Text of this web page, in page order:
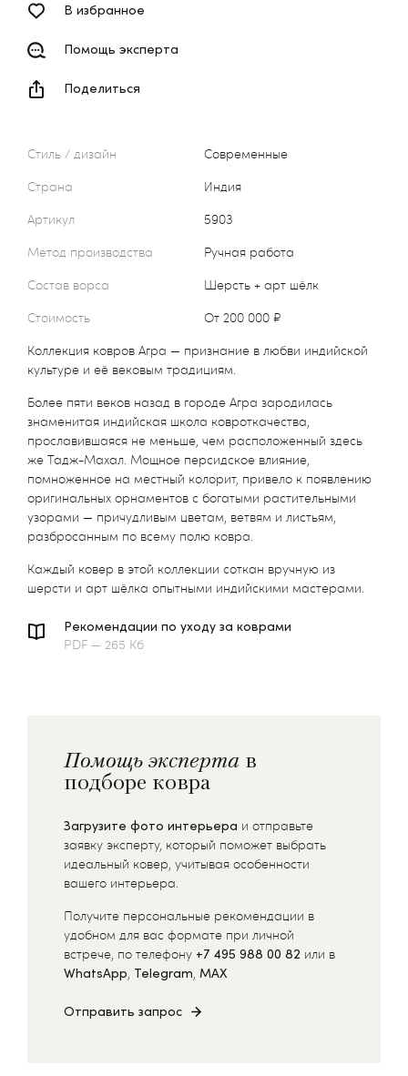
Стиль / дизайн
Современные
Страна
Индия
Артикул
5903
Метод производства
Ручная работа
Состав ворса
Шерсть + арт шёлк
Стоимость
от 200 000 ₽
Коллекция ковров Агра — признание в любви индийской
культуре и её вековым традициям.
Более пяти веков назад в городе Агра зародилась
знаменитая индийская школа ковроткачества,
прославившаяся не меньше, чем расположенный здесь
же Тадж-Махал. Мощное персидское влияние,
помноженное на местный колорит, привело к появлению
оригинальных орнаментов с богатыми растительными
узорами — причудливым цветам, ветвям и листьям,
разбросанным по всему полю ковра.
Каждый ковер в этой коллекции соткан вручную из
шерсти и арт шёлка опытными индийскими мастерами.
Рекомендации по уходу за коврами
PDF — 265 Кб
В избранное
Помощь эксперта
Поделиться
Помощь эксперта в
подборе ковра
Загрузите фото интерьера и отправьте
заявку эксперту, который поможет выбрать
идеальный ковер, учитывая особенности
вашего интерьера.
Получите персональные рекомендации в
удобном для вас формате при личной
встрече, по телефону +7 495 988 00 82 или в
WhatsApp, Telegram, MAX
Отправить запрос